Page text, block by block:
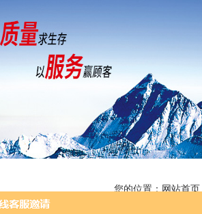
您的位置： 网站首页